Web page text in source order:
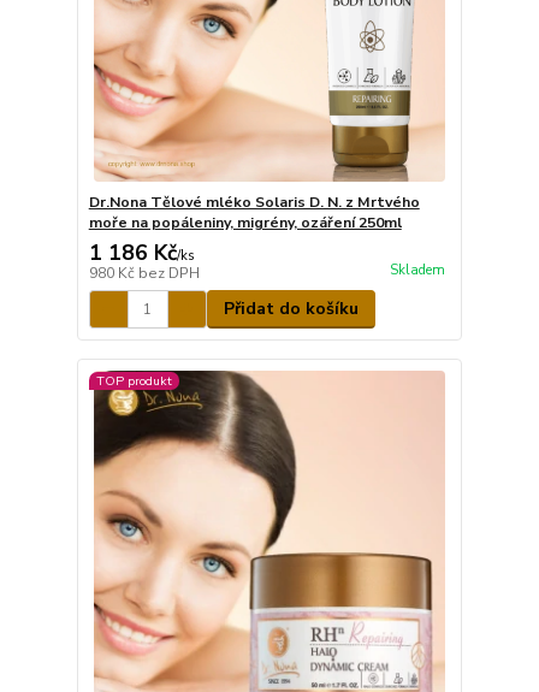
Dr.Nona Tělové mléko Solaris D. N. z Mrtvého
moře na popáleniny, migrény, ozáření 250ml
1 186 Kč/ks
980 Kč bez DPH Skladem
Přidat do košíku
TOP produkt